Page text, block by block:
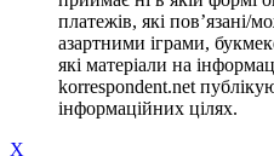
платежів, які пов’язані/
азартними іграми,
які матеріали на
korrespondent.net
інформаційних цілях.
X